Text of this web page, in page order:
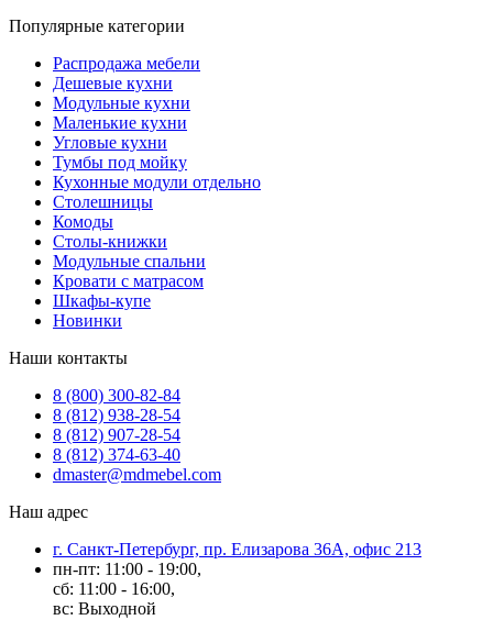
Популярные категории
Распродажа мебели
Дешевые кухни
Модульные кухни
Маленькие кухни
Угловые кухни
Тумбы под мойку
Кухонные модули отдельно
Столешницы
Комоды
Столы-книжки
Модульные спальни
Кровати с матрасом
Шкафы-купе
Новинки
Наши контакты
8 (800) 300-82-84
8 (812) 938-28-54
8 (812) 907-28-54
8 (812) 374-63-40
dmaster@mdmebel.com
Наш адрес
г. Санкт-Петербург, пр. Елизарова 36А, офис 213
пн-пт: 11:00 - 19:00,
сб: 11:00 - 16:00,
вс: Выходной